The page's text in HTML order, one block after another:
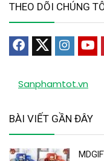
THEO DÕI CHÚNG
Sanphamtot.vn
BÀI VIẾT GẦN ĐÂY